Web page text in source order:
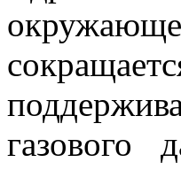
газового